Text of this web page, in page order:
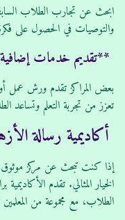
ابحث عن تجارب الطلاب
والتوصيات في الحصول على
**تقديم خدمات
بعض المراكز تقدم ورش عمل
تعزز من تجربة التعلم وتساعد
أكاديمية رسالة
إذا كنت تبحث عن مركز موثوق
الخيار المثالي. تقدم
الطلاب، مع مجموعة من